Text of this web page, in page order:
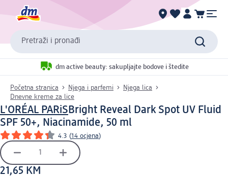
Pretraži i pronađi
dm active beauty: sakupljajte bodove i štedite
Početna stranica Njega i parfemi
Njega lica
Dnevne kreme za lice
L'ORÉAL PARiSBright Reveal Dark Spot UV Fluid
SPF 50+, Niacinamide, 50 ml
4.3 (14 ocjena)
21,65 KM